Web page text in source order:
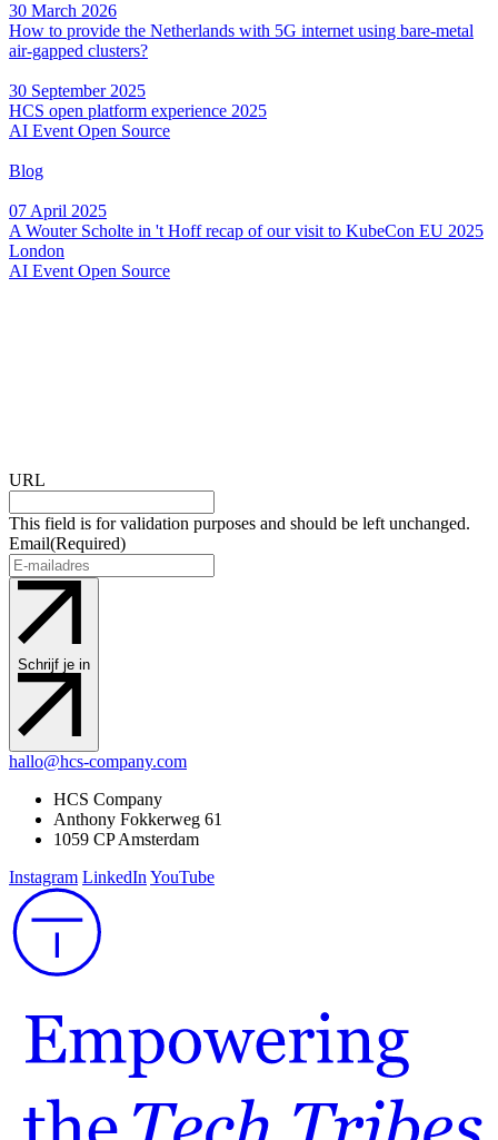
30 March 2026
How to provide the Netherlands with 5G internet using bare-metal
air-gapped clusters?
30 September 2025
HCS open platform experience 2025
AI Event Open Source
Blog
07 April 2025
A Wouter Scholte in 't Hoff recap of our visit to KubeCon EU 2025
London
AI Event Open Source
URL
This field is for validation purposes and should be left unchanged.
Email(Required)
Schrijf je in
hallo@hcs-company.com
HCS Company
Anthony Fokkerweg 61
1059 CP Amsterdam
Instagram LinkedIn YouTube